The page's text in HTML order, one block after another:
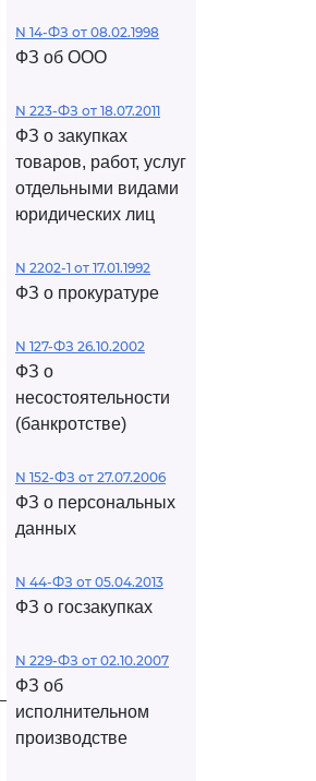
N 14-ФЗ от 08.02.1998
ФЗ об ООО
N 223-ФЗ от 18.07.2011
ФЗ о закупках
товаров, работ, услуг
отдельными видами
юридических лиц
N 2202-1 от 17.01.1992
ФЗ о прокуратуре
N 127-ФЗ 26.10.2002
ФЗ о
несостоятельности
(банкротстве)
N 152-ФЗ от 27.07.2006
ФЗ о персональных
данных
N 44-ФЗ от 05.04.2013
ФЗ о госзакупках
N 229-ФЗ от 02.10.2007
ФЗ об
исполнительном
производстве